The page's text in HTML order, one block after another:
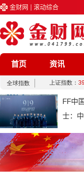
金财网 滚动综合
首页 资讯
企业 文化
FF中
士：